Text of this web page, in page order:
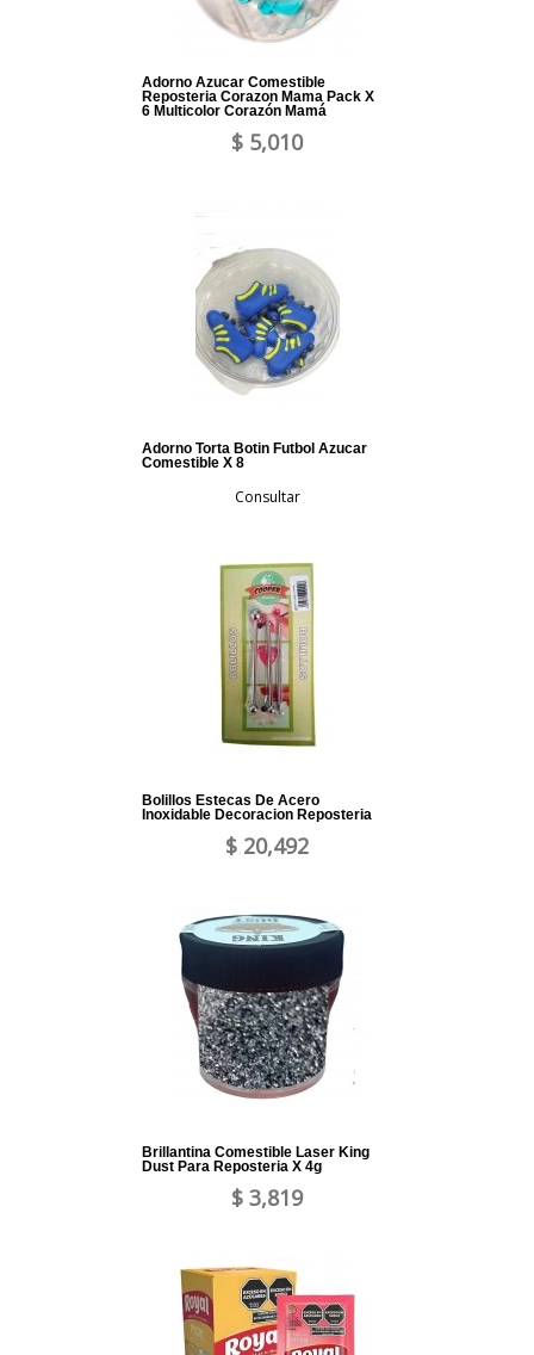
Adorno Azucar Comestible
Reposteria Corazon Mama Pack X
6 Multicolor Corazón Mamá
$ 5,010
Adorno Torta Botin Futbol Azucar
Comestible X 8
Consultar
Bolillos Estecas De Acero
Inoxidable Decoracion Reposteria
$ 20,492
Brillantina Comestible Laser King
Dust Para Reposteria X 4g
$ 3,819